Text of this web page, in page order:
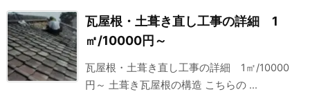
瓦屋根・土葺き直し工事の詳細 1
㎡/10000円～
瓦屋根・土葺き直し工事の詳細 1㎡/10000
円～ 土葺き瓦屋根の構造 こちらの ...